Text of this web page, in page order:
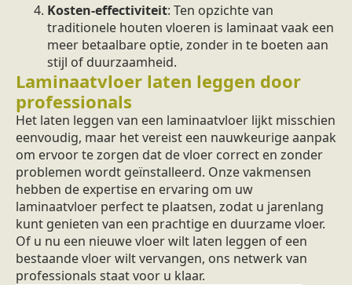
Kosten-effectiviteit: Ten opzichte van
traditionele houten vloeren is laminaat vaak een
meer betaalbare optie, zonder in te boeten aan
stijl of duurzaamheid.
Laminaatvloer laten leggen door
professionals
Het laten leggen van een laminaatvloer lijkt misschien
eenvoudig, maar het vereist een nauwkeurige aanpak
om ervoor te zorgen dat de vloer correct en zonder
problemen wordt geïnstalleerd. Onze vakmensen
hebben de expertise en ervaring om uw
laminaatvloer perfect te plaatsen, zodat u jarenlang
kunt genieten van een prachtige en duurzame vloer.
Of u nu een nieuwe vloer wilt laten leggen of een
bestaande vloer wilt vervangen, ons netwerk van
professionals staat voor u klaar.